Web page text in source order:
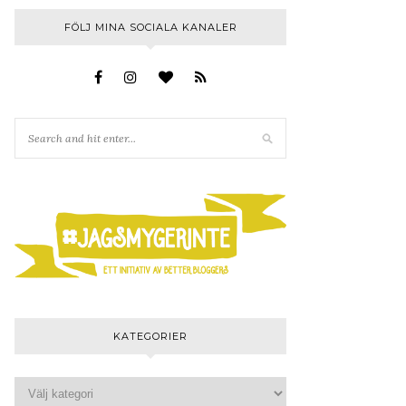
FÖLJ MINA SOCIALA KANALER
KATEGORIER